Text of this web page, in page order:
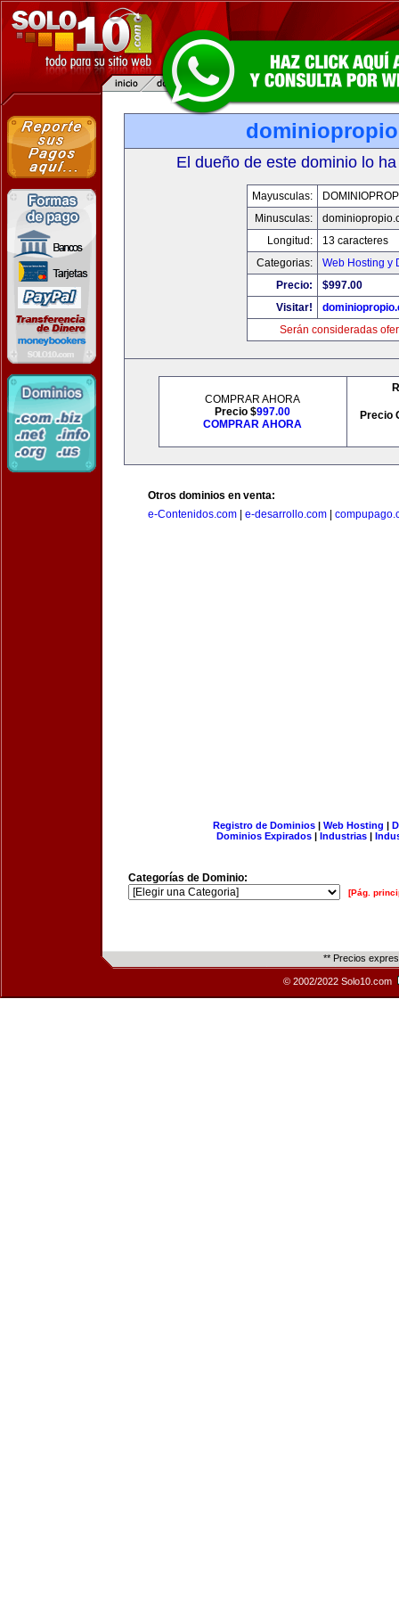
El dueño de este dominio lo
Mayusculas:
Minusculas:
Longitud:
13 caracteres
Categorias:
Web Hosting y
Precio:
$997.00
Visitar!
Serán consideradas
COMPRAR AHORA
Precio $997.00
COMPRAR AHORA
Precio
Otros dominios en venta:
e-Contenidos.com
e-desarrollo.com
Registro de Dominios| Web Hosting |
Dominios Expirados | Industrias |
Categorías de Dominio:
[Pág.
** Precios
© 2002/2022 Solo10.com